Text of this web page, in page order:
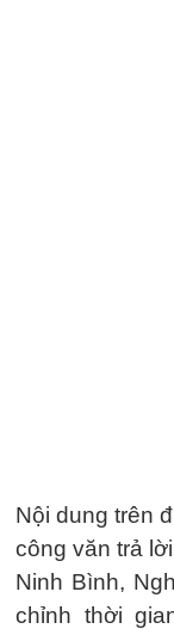
Nội dung trên
công văn trả
Ninh Bình,
chỉnh thời